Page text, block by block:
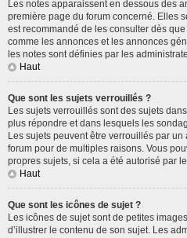
Les notes apparaissent en dessous des
première page du forum concerné. Elles
est recommandé de les consulter dès
comme les annonces et les annonces
les notes sont définies par les
Haut
Que sont les sujets verrouillés ?
Les sujets verrouillés sont des sujets
plus répondre et dans lesquels les
Les sujets peuvent être verrouillés par
forum pour de multiples raisons. Vous
propres sujets, si cela a été autorisé par
Haut
Que sont les icônes de sujet ?
Les icônes de sujet sont de petites
d’illustrer le contenu de son sujet. Les